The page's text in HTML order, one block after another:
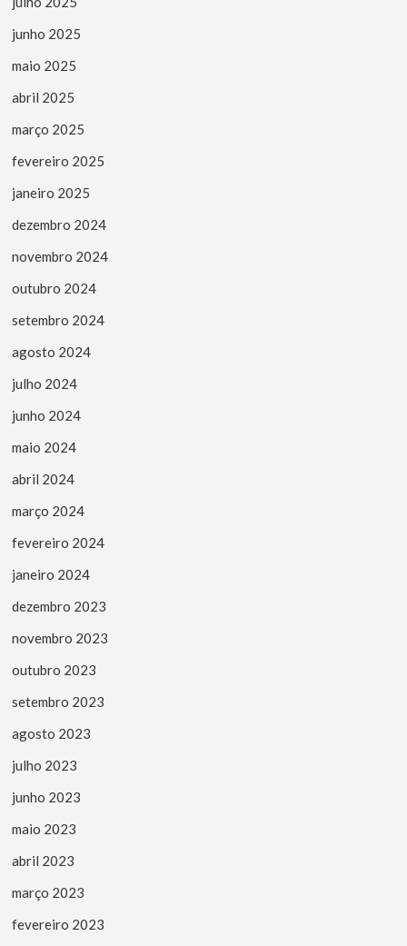
junho 2025
maio 2025
abril 2025
março 2025
fevereiro 2025
janeiro 2025
dezembro 2024
novembro 2024
outubro 2024
setembro 2024
agosto 2024
julho 2024
junho 2024
maio 2024
abril 2024
março 2024
fevereiro 2024
janeiro 2024
dezembro 2023
novembro 2023
outubro 2023
setembro 2023
agosto 2023
julho 2023
junho 2023
maio 2023
abril 2023
março 2023
fevereiro 2023